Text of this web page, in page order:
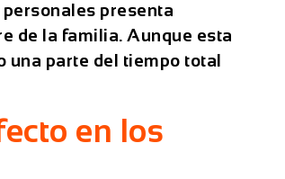
presenta
de la familia. Aunque esta
una parte del tiempo total
en los